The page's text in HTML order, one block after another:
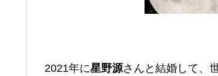
2021年に星野源さんと結婚して、